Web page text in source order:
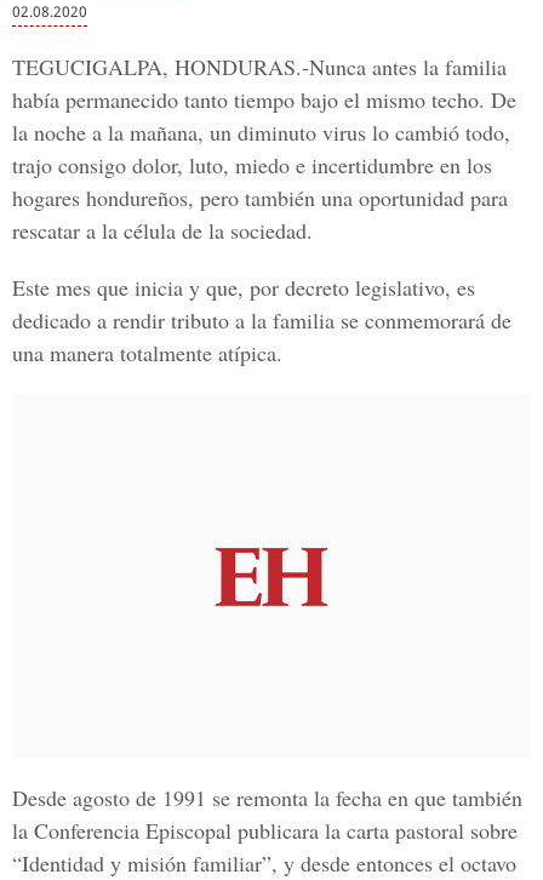
02.08.2020
TEGUCIGALPA, HONDURAS.-Nunca antes la familia
había permanecido tanto tiempo bajo el mismo techo. De
la noche a la mañana, un diminuto virus lo cambió todo,
trajo consigo dolor, luto, miedo e incertidumbre en los
hogares hondureños, pero también una oportunidad para
rescatar a la célula de la sociedad.
Este mes que inicia y que, por decreto legislativo, es
dedicado a rendir tributo a la familia se conmemorará de
una manera totalmente atípica.
Desde agosto de 1991 se remonta la fecha en que también
la Conferencia Episcopal publicara la carta pastoral sobre
“Identidad y misión familiar”, y desde entonces el octavo